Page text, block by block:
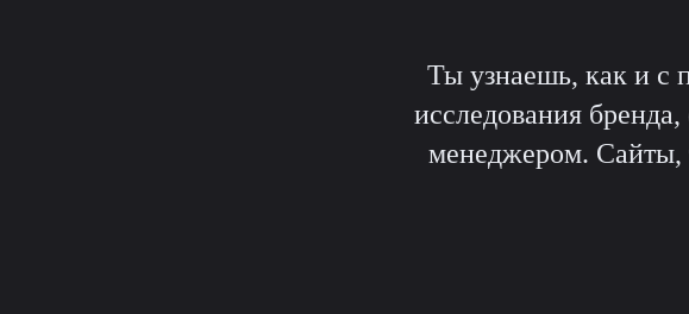
Ты узнаешь, как и с
исследования
менеджером. Сайты,